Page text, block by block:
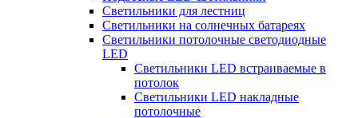
Светильники для лестниц
Светильники на солнечных батареях
Светильники потолочные светодиодные
LED
Cветильники LED встраиваемые в
потолок
Светильники LED накладные
потолочные